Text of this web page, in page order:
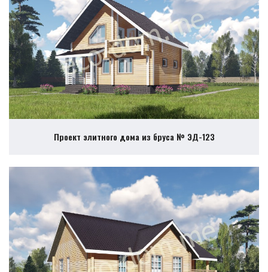
Проект элитного дома из бруса № ЭД-123